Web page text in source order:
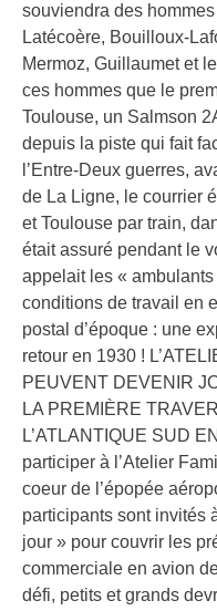
souviendra des
Latécoère, Bouilloux-
Mermoz, Guillaumet et
ces hommes que le
Toulouse, un Salmson
depuis la piste qui fait
l’Entre-Deux guerres,
de La Ligne, le courrier
et Toulouse par train,
était assuré pendant le
appelait les «
conditions de travail en
postal d’époque : une
retour en 1930 !
PEUVENT DEVENIR
LA PREMIÈRE
L’ATLANTIQUE SUD
participer à l’Atelier
coeur de l’épopée
participants sont invités
jour » pour couvrir les
commerciale en avion
défi, petits et grands